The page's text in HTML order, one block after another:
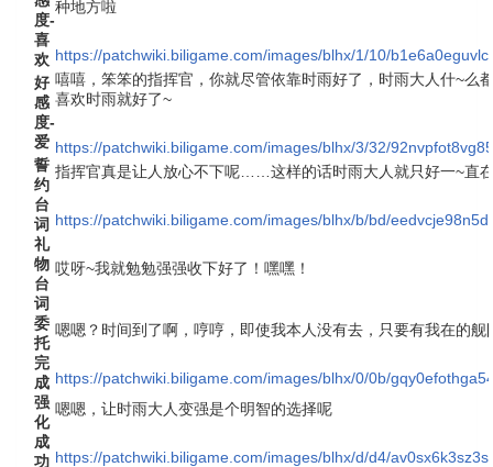
度-
喜
欢
种地方啦
https://patchwiki.biligame.com/images/blhx/1/10/
好
感
度-
爱
嘻嘻，笨笨的指挥官，你就尽管依靠时雨好了，时雨大人什~么
喜欢时雨就好了~
https://patchwiki.biligame.com/images/blhx/3/32/
誓
约
台
词
指挥官真是让人放心不下呢……这样的话时雨大人就只好一~直
https://patchwiki.biligame.com/images/blhx/b/bd/
礼
物
台
词
哎呀~我就勉勉强强收下好了！嘿嘿！
委
托
完
成
嗯嗯？时间到了啊，哼哼，即使我本人没有去，只要有我在的
https://patchwiki.biligame.com/images/blhx/0/0b/
强
化
成
功
嗯嗯，让时雨大人变强是个明智的选择呢
https://patchwiki.biligame.com/images/blhx/d/d4/